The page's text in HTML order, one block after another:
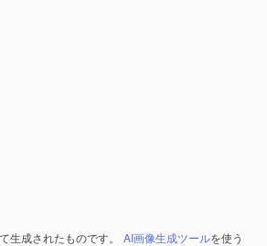
生成されたものです。 AI画像生成ツールを使う